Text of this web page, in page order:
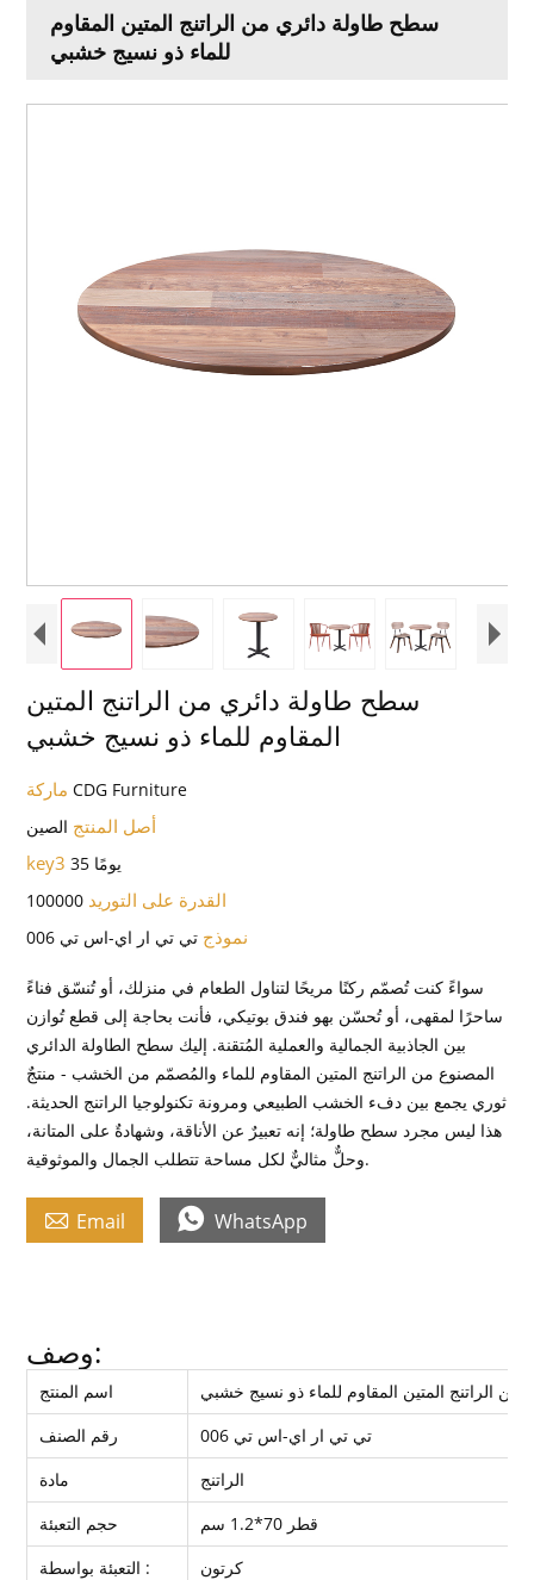
سطح طاولة دائري من الراتنج المتين المقاوم
للماء ذو ​​نسيج خشبي
سطح طاولة دائري من الراتنج المتين
المقاوم للماء ذو ​​نسيج خشبي
ماركةCDG Furniture
أصل المنتج الصين
key3 35 يومًا
القدرة على التوريد 100000
نموذج تي تي ار اي-اس تي 006
سواءً كنت تُصمّم ركنًا مريحًا لتناول الطعام في منزلك، أو تُنسّق فناءً
ساحرًا لمقهى، أو تُحسّن بهو فندق بوتيكي، فأنت بحاجة إلى قطع تُوازن
بين الجاذبية الجمالية والعملية المُتقنة. إليك سطح الطاولة الدائري
المصنوع من الراتنج المتين المقاوم للماء والمُصمّم من الخشب - منتجٌ
ثوري يجمع بين دفء الخشب الطبيعي ومرونة تكنولوجيا الراتنج الحديثة.
هذا ليس مجرد سطح طاولة؛ إنه تعبيرٌ عن الأناقة، وشهادةٌ على المتانة،
وحلٌّ مثاليٌّ لكل مساحة تتطلب الجمال والموثوقية.
 Email  WhatsApp
وصف:
اسم المنتج
رقم الصنف
تي تي ار اي-اس تي 006
مادة
الراتنج
حجم التعبئة
قطر 70*1.2 سم
التعبئة بواسطة :
كرتون